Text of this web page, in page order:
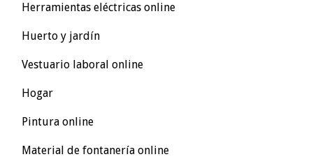
Herramientas eléctricas online
Huerto y jardín
Vestuario laboral online
Hogar
Pintura online
Material de fontanería online